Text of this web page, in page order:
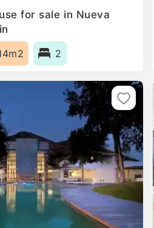
for sale in Nueva
2